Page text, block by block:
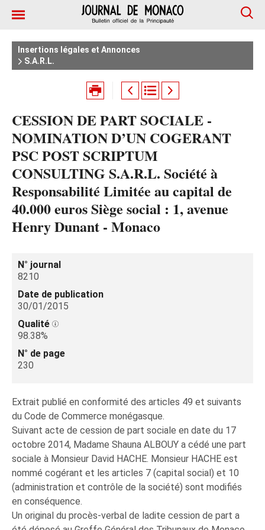
Insertions légales et Annonces
S.A.R.L.
CESSION DE PART SOCIALE -
NOMINATION D’UN COGERANT
PSC POST SCRIPTUM
CONSULTING S.A.R.L. Société à
Responsabilité Limitée au capital de
40.000 euros Siège social : 1, avenue
Henry Dunant - Monaco
N° journal
8210
Date de publication
30/01/2015
Qualité
98.38%
N° de page
230
Extrait publié en conformité des articles 49 et suivants
du Code de Commerce monégasque.
Suivant acte de cession de part sociale en date du 17
octobre 2014, Madame Shauna ALBOUY a cédé une part
sociale à Monsieur David HACHE. Monsieur HACHE est
nommé cogérant et les articles 7 (capital social) et 10
(administration et contrôle de la société) sont modifiés
en conséquence.
Un original du procès-verbal de ladite cession de part a